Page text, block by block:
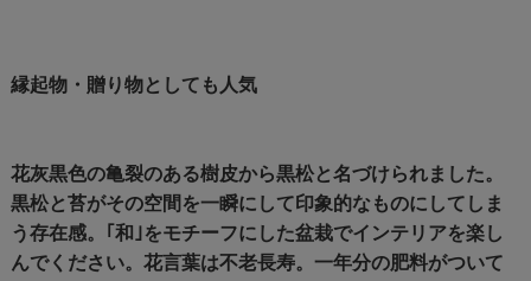
縁起物・贈り物としても人気
花灰黒色の亀裂のある樹皮から黒松と名づけられました。
黒松と苔がその空間を一瞬にして印象的なものにしてしま
う存在感。｢和｣をモチーフにした盆栽でインテリアを楽し
んでください。花言葉は不老長寿。一年分の肥料がついて